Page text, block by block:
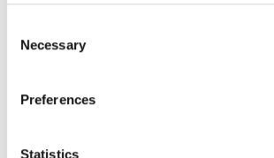
Selection
Necessary
Preferences
Statistics